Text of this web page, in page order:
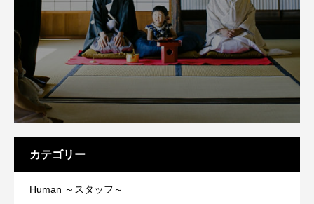
カテゴリー
Human ～スタッフ～